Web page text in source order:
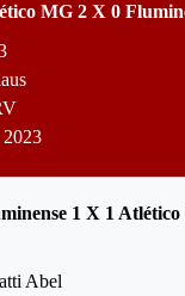
MG 2 X 0
1 X 1
Abel